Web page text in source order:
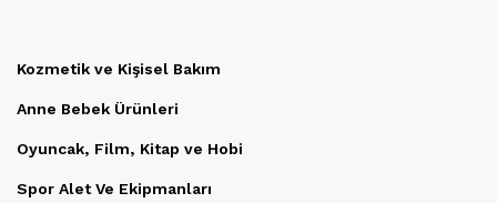
Kozmetik ve Kişisel Bakım
Anne Bebek Ürünleri
Oyuncak, Film, Kitap ve Hobi
Spor Alet Ve Ekipmanları